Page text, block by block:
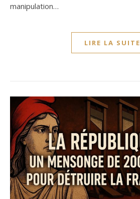
manipulation…
LIRE LA SUITE